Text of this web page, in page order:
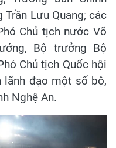
Lưu Quang; các
Chủ tịch nước Võ
Bộ trưởng Bộ
Chủ tịch Quốc hội
lãnh đạo một số bộ,
Nghệ An.